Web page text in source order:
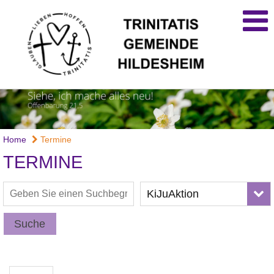
Home Termine
TERMINE
KiJuAktion
Suche